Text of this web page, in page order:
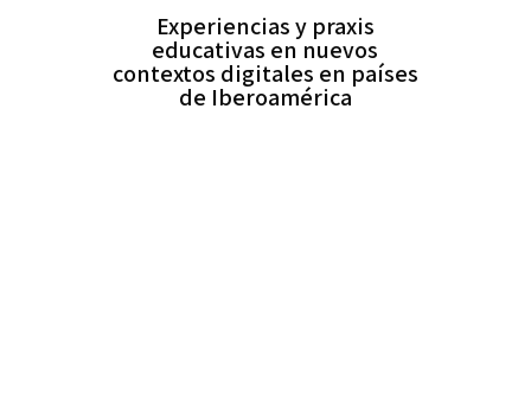
Experiencias y praxis
educativas en nuevos
contextos digitales en países
de Iberoamérica